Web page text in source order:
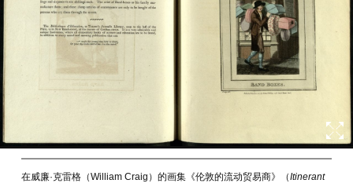
在威廉·克雷格（William Craig）的画集《伦敦的流动贸易商》（Itinerant